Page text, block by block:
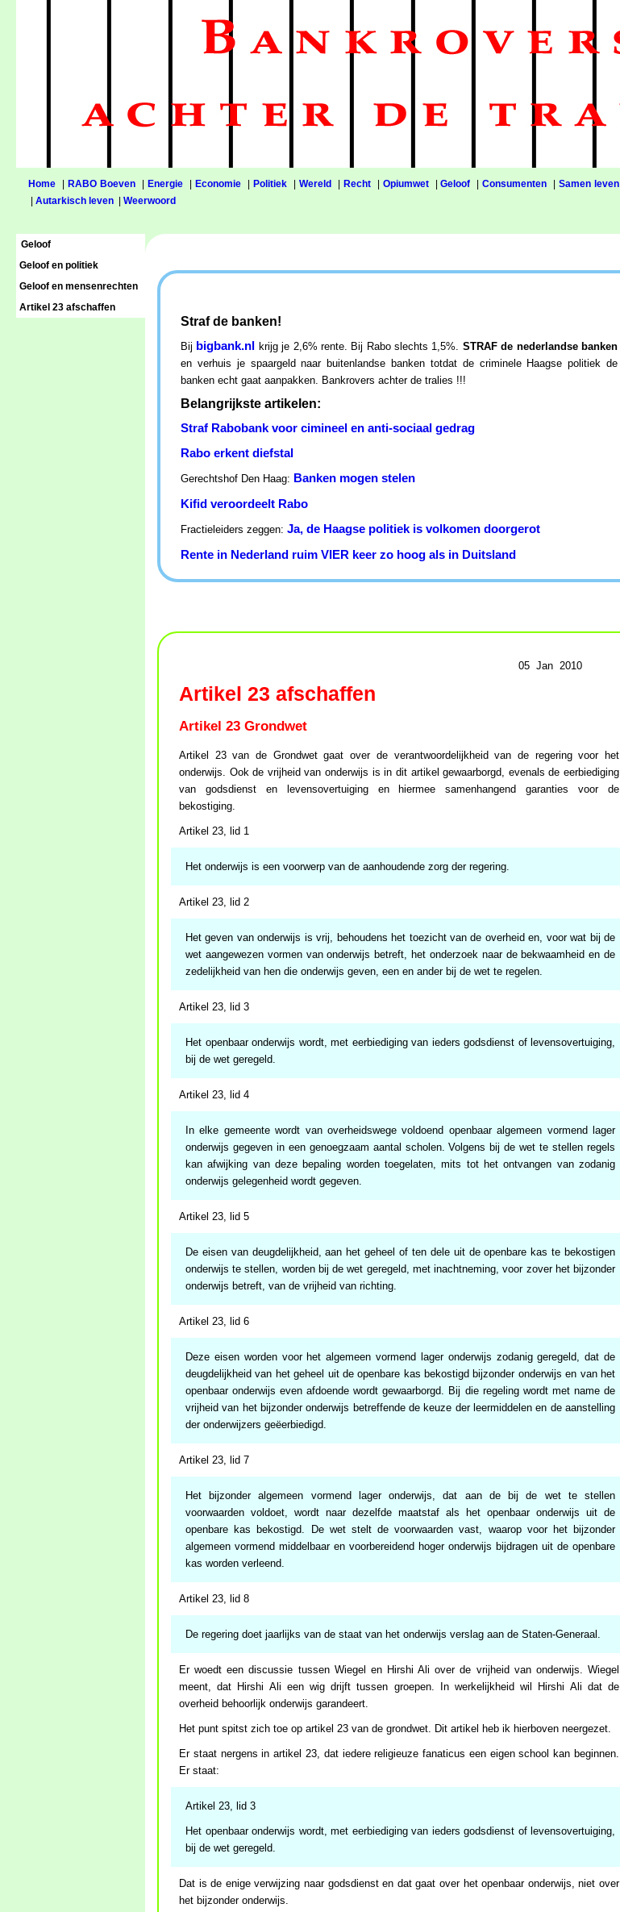
Home RABO Boeven| Energie| Economie| Politiek| Wereld Recht| Opiumwet|Geloof |Consumenten |Samen leven
Autarkisch leven Weerwoord
Straf de banken!
Bij bigbank.nl krijg je 2,6% rente. Bij Rabo slechts 1,5%. STRAF de nederlandse banken
en verhuis je spaargeld naar buitenlandse banken totdat de criminele Haagse politiek de
banken echt gaat aanpakken. Bankrovers achter de tralies !!!
Belangrijkste artikelen:
Straf Rabobank voor cimineel en anti-sociaal gedrag
Rabo erkent diefstal
Gerechtshof Den Haag: Banken mogen stelen
Kifid veroordeelt Rabo
Fractieleiders zeggen: Ja, de Haagse politiek is volkomen doorgerot
Rente in Nederland ruim VIER keer zo hoog als in Duitsland
05 Jan 2010
Artikel 23 afschaffen
Artikel 23 Grondwet
Artikel 23 van de Grondwet gaat over de verantwoordelijkheid van de regering voor het
onderwijs. Ook de vrijheid van onderwijs is in dit artikel gewaarborgd, evenals de eerbiediging
van godsdienst en levensovertuiging en hiermee samenhangend garanties voor de
bekostiging.
Artikel 23, lid 1
Het onderwijs is een voorwerp van de aanhoudende zorg der regering.
Artikel 23, lid 2
Het geven van onderwijs is vrij, behoudens het toezicht van de overheid en, voor wat bij de
wet aangewezen vormen van onderwijs betreft, het onderzoek naar de bekwaamheid en de
zedelijkheid van hen die onderwijs geven, een en ander bij de wet te regelen.
Artikel 23, lid 3
Het openbaar onderwijs wordt, met eerbiediging van ieders godsdienst of levensovertuiging,
bij de wet geregeld.
Artikel 23, lid 4
In elke gemeente wordt van overheidswege voldoend openbaar algemeen vormend lager
onderwijs gegeven in een genoegzaam aantal scholen. Volgens bij de wet te stellen regels
kan afwijking van deze bepaling worden toegelaten, mits tot het ontvangen van zodanig
onderwijs gelegenheid wordt gegeven.
Artikel 23, lid 5
De eisen van deugdelijkheid, aan het geheel of ten dele uit de openbare kas te bekostigen
onderwijs te stellen, worden bij de wet geregeld, met inachtneming, voor zover het bijzonder
onderwijs betreft, van de vrijheid van richting.
Artikel 23, lid 6
Deze eisen worden voor het algemeen vormend lager onderwijs zodanig geregeld, dat de
deugdelijkheid van het geheel uit de openbare kas bekostigd bijzonder onderwijs en van het
openbaar onderwijs even afdoende wordt gewaarborgd. Bij die regeling wordt met name de
vrijheid van het bijzonder onderwijs betreffende de keuze der leermiddelen en de aanstelling
der onderwijzers geëerbiedigd.
Artikel 23, lid 7
Het bijzonder algemeen vormend lager onderwijs, dat aan de bij de wet te stellen
voorwaarden voldoet, wordt naar dezelfde maatstaf als het openbaar onderwijs uit de
openbare kas bekostigd. De wet stelt de voorwaarden vast, waarop voor het bijzonder
algemeen vormend middelbaar en voorbereidend hoger onderwijs bijdragen uit de openbare
kas worden verleend.
Artikel 23, lid 8
De regering doet jaarlijks van de staat van het onderwijs verslag aan de Staten-Generaal.
Er woedt een discussie tussen Wiegel en Hirshi Ali over de vrijheid van onderwijs. Wiegel
meent, dat Hirshi Ali een wig drijft tussen groepen. In werkelijkheid wil Hirshi Ali dat de
overheid behoorlijk onderwijs garandeert.
Het punt spitst zich toe op artikel 23 van de grondwet. Dit artikel heb ik hierboven neergezet.
Er staat nergens in artikel 23, dat iedere religieuze fanaticus een eigen school kan beginnen.
Er staat:
Artikel 23, lid 3
Het openbaar onderwijs wordt, met eerbiediging van ieders godsdienst of levensovertuiging,
bij de wet geregeld.
Dat is de enige verwijzing naar godsdienst en dat gaat over het openbaar onderwijs, niet over
het bijzonder onderwijs.
Geloof
Geloof en politiek
Geloof en mensenrechten
Artikel 23 afschaffen